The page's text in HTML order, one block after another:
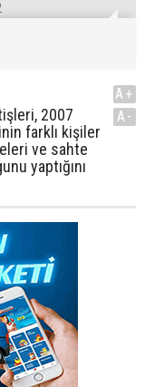
2007
farklı kişiler
ve sahte
yaptığını
A+
A-